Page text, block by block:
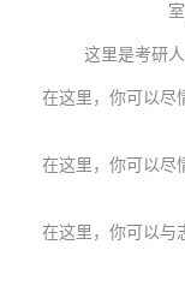
这里是考研
在这里，你可以尽
在这里，你可以尽
在这里，你可以与